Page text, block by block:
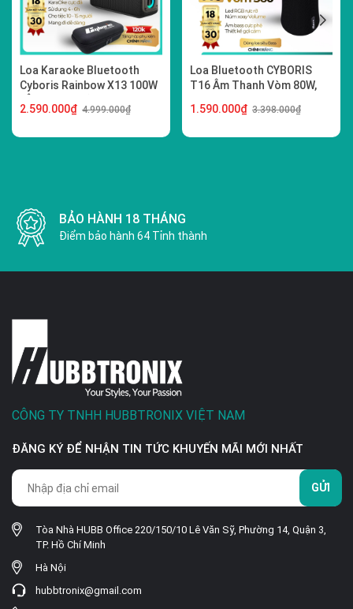
Loa Karaoke Bluetooth
Cyboris Rainbow X13 100W
RGB
2.590.000₫ 4.999.000₫
Loa Bluetooth CYBORIS
T16 Âm Thanh Vòm 80W,
Chống Nước IPX5, Hỗ Trợ
1.590.000₫ 3.398.000₫
GIAO HÀNG TOÀN QUỐC
Xem hàng trước khi thanh toán
CÔNG TY TNHH HUBBTRONIX VIỆT NAM
ĐĂNG KÝ ĐỂ NHẬN TIN TỨC KHUYẾN MÃI MỚI NHẤT
GỬI
Tòa Nhà HUBB Office 220/150/10 Lê Văn Sỹ, Phường 14, Quận 3,
TP. Hồ Chí Minh
Hà Nội
hubbtronix@gmail.com